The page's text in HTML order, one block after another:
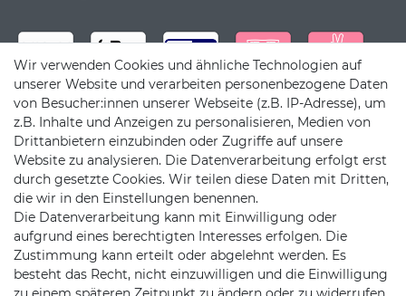
Versandpartner
Wir verwenden Cookies und ähnliche Technologien auf
unserer Website und verarbeiten personenbezogene Daten
von Besucher:innen unserer Webseite (z.B. IP-Adresse), um
z.B. Inhalte und Anzeigen zu personalisieren, Medien von
Drittanbietern einzubinden oder Zugriffe auf unsere
Website zu analysieren. Die Datenverarbeitung erfolgt erst
durch gesetzte Cookies. Wir teilen diese Daten mit Dritten,
die wir in den Einstellungen benennen.
Die Datenverarbeitung kann mit Einwilligung oder
aufgrund eines berechtigten Interesses erfolgen. Die
Zustimmung kann erteilt oder abgelehnt werden. Es
besteht das Recht, nicht einzuwilligen und die Einwilligung